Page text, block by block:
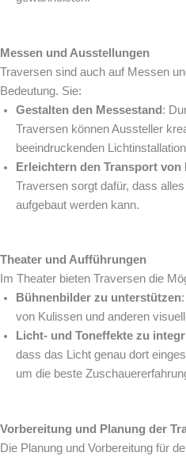
Messen und Ausstellungen
Traversen sind auch auf Messen
Bedeutung. Sie:
Gestalten den Messestand:
Traversen können Aussteller
beeindruckenden
Erleichtern den Transport von
Traversen sorgt dafür, dass
aufgebaut werden kann.
Theater und Aufführungen
Im Theater bieten Traversen die
Bühnenbilder zu unterstützen
von Kulissen und anderen
Licht- und Toneffekte zu
dass das Licht genau dort
um die beste
Vorbereitung und Planung der
Die Planung und Vorbereitung für